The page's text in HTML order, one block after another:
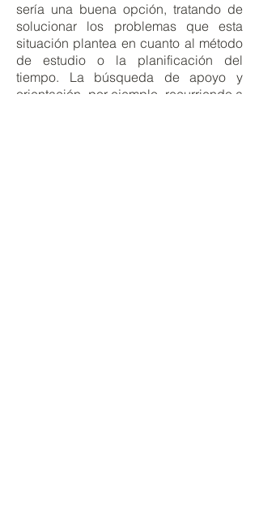
sería una buena opción, tratando de
solucionar los problemas que esta
situación plantea en cuanto al método
de estudio o la planificación del
tiempo. La búsqueda de apoyo y
orientación, por ejemplo, recurriendo a